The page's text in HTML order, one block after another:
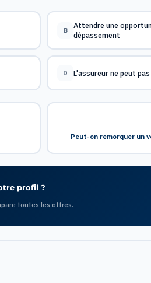
B
Attendre une
dépassement
D L'assureur ne peut
Peut-on remorquer un
profil ?
toutes les offres.